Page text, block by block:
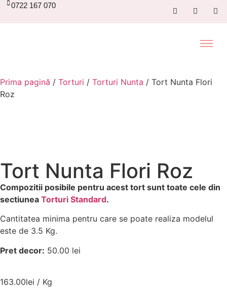
0722 167 070
Prima pagină / Torturi / Torturi Nunta / Tort Nunta Flori
Roz
Tort Nunta Flori Roz
Compozitii posibile pentru acest tort sunt toate cele din
sectiunea Torturi Standard.
Cantitatea minima pentru care se poate realiza modelul
este de 3.5 Kg.
Pret decor: 50.00 lei
163.00lei / Kg